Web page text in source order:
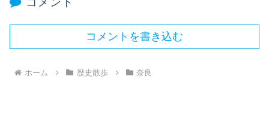
コメントを書き込む
ホーム 歴史散歩 奈良